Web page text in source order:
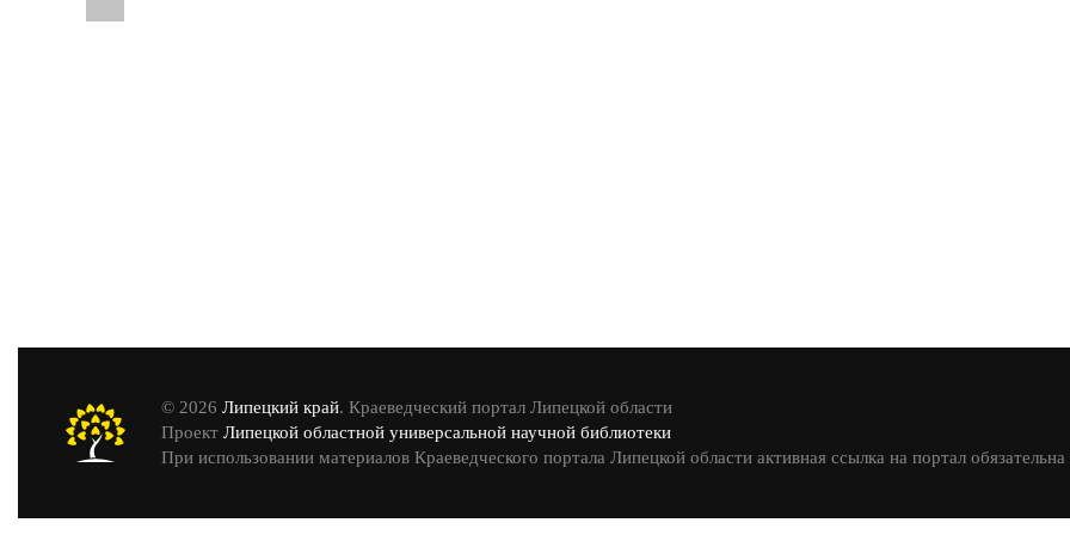
© 2026 Липецкий край. Краеведческий портал Липецкой области
Проект Липецкой областной универсальной научной библиотеки
При использовании материалов Краеведческого портала Липецкой области активная ссылка на портал обязательна